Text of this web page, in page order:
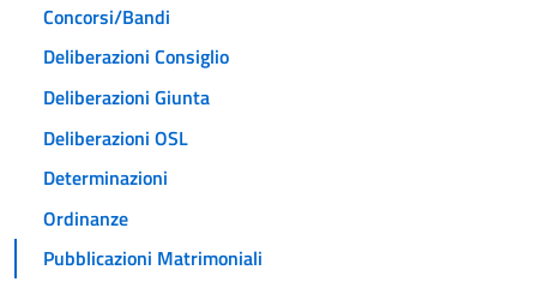
Concorsi/Bandi
Deliberazioni Consiglio
Deliberazioni Giunta
Deliberazioni OSL
Determinazioni
Ordinanze
Pubblicazioni Matrimoniali